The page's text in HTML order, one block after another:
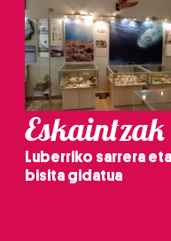
Eskaintzak
Luberriko sarrera eta
bisita gidatua